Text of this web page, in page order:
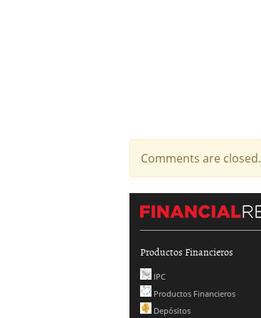
Comments are closed.
Productos Financieros
IPC
Productos Financieros
Depósitos